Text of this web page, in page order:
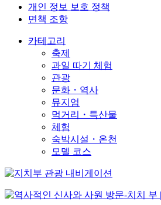
개인 정보 보호 정책
면책 조항
카테고리
축제
과일 따기 체험
관광
문화・역사
뮤지엄
먹거리・특산물
체험
숙박시설・온천
모델 코스